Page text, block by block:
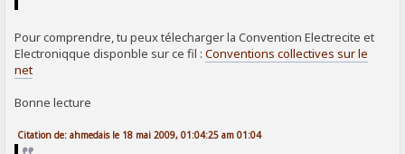
Pour comprendre, tu peux télecharger la Convention Electrecite et
Electroniqque disponble sur ce fil :Conventions collectives sur le
net
Bonne lecture
Citation de: ahmedais le 18 mai 2009, 01:04:25 am 01:04